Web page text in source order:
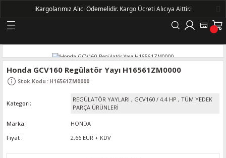
Geri Dön
KASNAKLI ALTERNATÖRLER - 1500
Honda GCV160 Regülatör Yayı H16561ZM0000
Stok Kodu : H16561ZM0000
Kategori
REGÜLATÖR YAYLARI , GCV160 / 4.4 HP , TÜM YEDEK
PARÇA ÜRÜNLERİ
Marka
HONDA
Fiyat
2,66 EUR + KDV
ℹ️Kargolarımız Alıcı Ödemelidir. Kargo Ücreti Alıcıya Aittir.ℹ️